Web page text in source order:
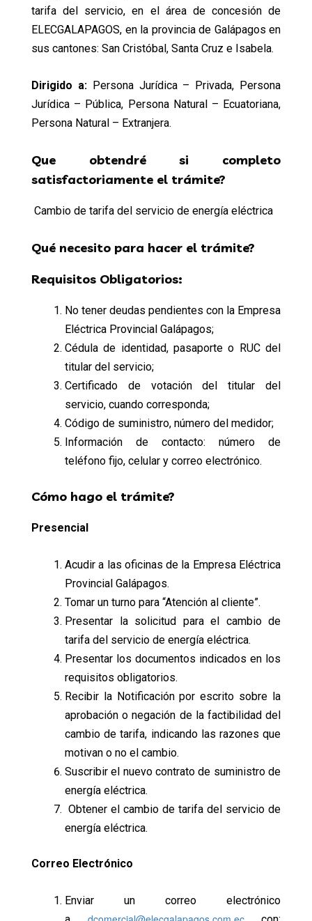
tarifa del servicio, en el área de concesión de
ELECGALAPAGOS, en la provincia de Galápagos en
sus cantones: San Cristóbal, Santa Cruz e Isabela.
Dirigido a:Persona Jurídica – Privada, Persona
Jurídica – Pública, Persona Natural – Ecuatoriana,
Persona Natural – Extranjera.
Que obtendré si completo
satisfactoriamente el trámite?
Cambio de tarifa del servicio de energía eléctrica
Qué necesito para hacer el trámite?
Requisitos Obligatorios:
No tener deudas pendientes con la Empresa
Eléctrica Provincial Galápagos;
Cédula de identidad, pasaporte o RUC del
titular del servicio;
Certificado de votación del titular del
servicio, cuando corresponda;
Código de suministro, número del medidor;
Información de contacto: número de
teléfono fijo, celular y correo electrónico.
Cómo hago el trámite?
Presencial
Acudir a las oficinas de la Empresa Eléctrica
Provincial Galápagos.
Tomar un turno para “Atención al cliente”.
Presentar la solicitud para el cambio de
tarifa del servicio de energía eléctrica.
Presentar los documentos indicados en los
requisitos obligatorios.
Recibir la Notificación por escrito sobre la
aprobación o negación de la factibilidad del
cambio de tarifa, indicando las razones que
motivan o no el cambio.
Suscribir el nuevo contrato de suministro de
energía eléctrica.
Obtener el cambio de tarifa del servicio de
energía eléctrica.
Correo Electrónico
Enviar un correo electrónico